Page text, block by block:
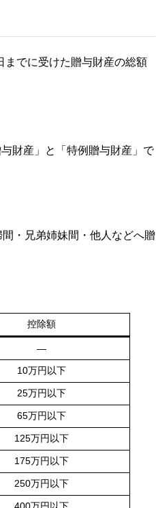
までに受けた贈与財産の総額
財産」と「特例贈与財産」で
・兄弟姉妹間・他人などへ贈
控除額
—
10万円以下
25万円以下
65万円以下
125万円以下
175万円以下
250万円以下